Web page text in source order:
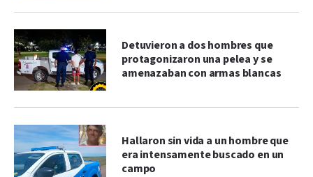
Detuvieron a dos hombres que
protagonizaron una pelea y se
amenazaban con armas blancas
Hallaron sin vida a un hombre que
era intensamente buscado en un
campo